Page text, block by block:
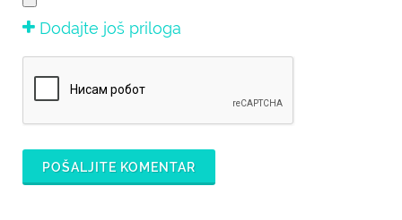
Dodajte još priloga
POŠALJITE KOMENTAR